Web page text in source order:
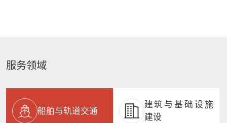
服务领域
船舶与轨道交通
建筑与基础设施
建设